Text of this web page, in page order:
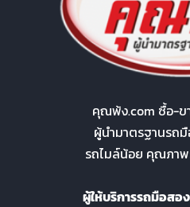
คุณพ้ง.com ซื้อ-ข
ผู้นำมาตรฐานรถ
รถไมล์น้อย คุณภาพ
ผู้ให้บริการรถมือสอ